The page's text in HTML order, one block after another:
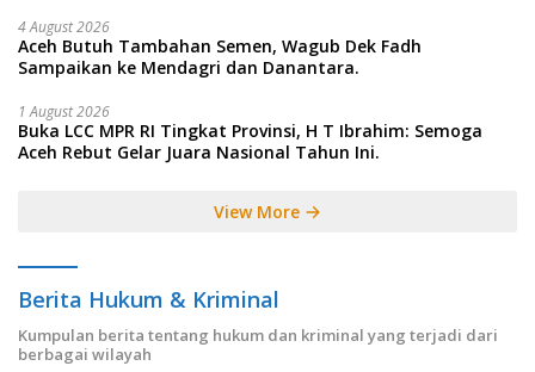
4 August 2026
Aceh Butuh Tambahan Semen, Wagub Dek Fadh
Sampaikan ke Mendagri dan Danantara.
1 August 2026
Buka LCC MPR RI Tingkat Provinsi, H T Ibrahim: Semoga
Aceh Rebut Gelar Juara Nasional Tahun Ini.
View More
Berita Hukum & Kriminal
Kumpulan berita tentang hukum dan kriminal yang terjadi dari
berbagai wilayah